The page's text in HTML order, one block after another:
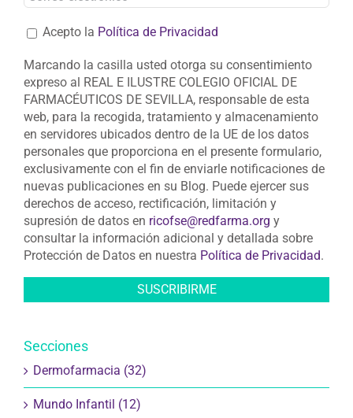
Acepto la Política de Privacidad
Marcando la casilla usted otorga su consentimiento
expreso al REAL E ILUSTRE COLEGIO OFICIAL DE
FARMACÉUTICOS DE SEVILLA, responsable de esta
web, para la recogida, tratamiento y almacenamiento
en servidores ubicados dentro de la UE de los datos
personales que proporciona en el presente formulario,
exclusivamente con el fin de enviarle notificaciones de
nuevas publicaciones en su Blog. Puede ejercer sus
derechos de acceso, rectificación, limitación y
supresión de datos en ricofse@redfarma.org y
consultar la información adicional y detallada sobre
Protección de Datos en nuestra Política de Privacidad.
Secciones
Dermofarmacia (32)
Mundo Infantil (12)